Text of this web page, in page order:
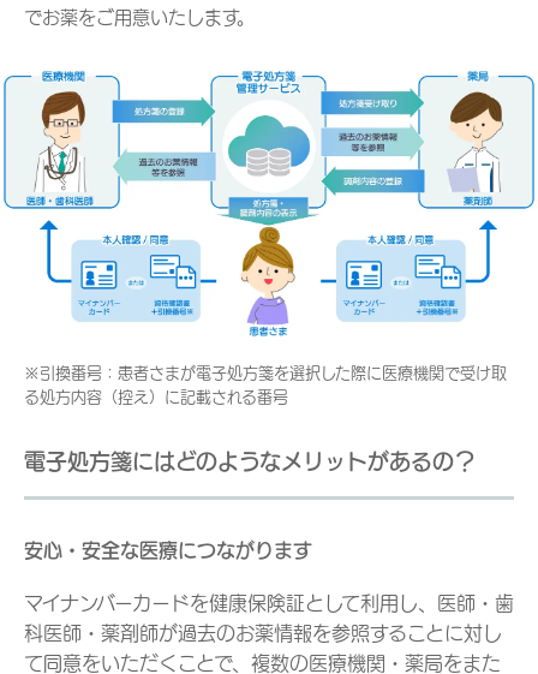
でお薬をご用意いたします。
※引換番号：患者さまが電子処方箋を選択した際に医療機関で受け取
る処方内容（控え）に記載される番号
電子処方箋にはどのようなメリットがあるの？
安心・安全な医療につながります
マイナンバーカードを健康保険証として利用し、医師・歯
科医師・薬剤師が過去のお薬情報を参照することに対し
て同意をいただくことで、複数の医療機関・薬局をまた